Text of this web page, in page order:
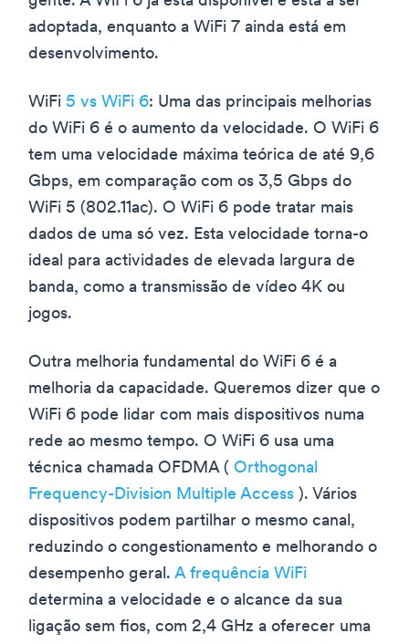
adoptada, enquanto a WiFi 7 ainda está em
desenvolvimento.
WiFi 5 vs WiFi 6: Uma das principais melhorias
do WiFi 6 é o aumento da velocidade. O WiFi 6
tem uma velocidade máxima teórica de até 9,6
Gbps, em comparação com os 3,5 Gbps do
WiFi 5 (802.11ac). O WiFi 6 pode tratar mais
dados de uma só vez. Esta velocidade torna-o
ideal para actividades de elevada largura de
banda, como a transmissão de vídeo 4K ou
jogos.
Outra melhoria fundamental do WiFi 6 é a
melhoria da capacidade. Queremos dizer que o
WiFi 6 pode lidar com mais dispositivos numa
rede ao mesmo tempo. O WiFi 6 usa uma
técnica chamada OFDMA ( Orthogonal
Frequency-Division Multiple Access ). Vários
dispositivos podem partilhar o mesmo canal,
reduzindo o congestionamento e melhorando o
desempenho geral. A frequência WiFi
determina a velocidade e o alcance da sua
ligação sem fios, com 2,4 GHz a oferecer uma